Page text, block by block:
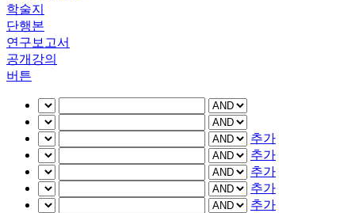
학술지
단행본
연구보고서
공개강의
버튼
추가
추가
추가
추가
추가